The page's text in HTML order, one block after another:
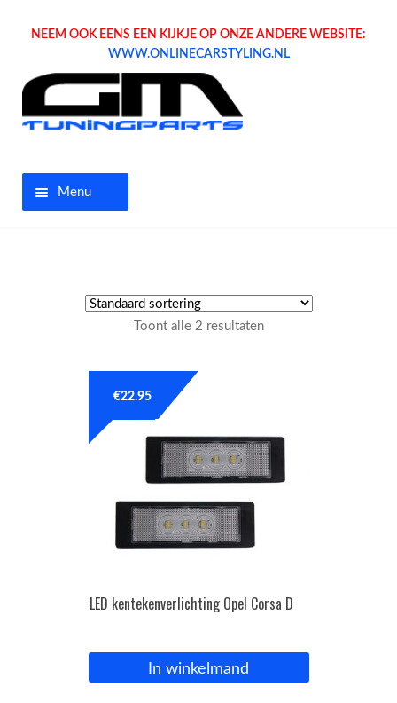
NEEM OOK EENS EEN KIJKJE OP ONZE ANDERE WEBSITE:
WWW.ONLINECARSTYLING.NL
Menu
Tuning parts
OPC Line
Bedrijfswagen parts
Inloggen / Registreren
Toont alle 2 resultaten
LED kentekenverlichting Opel Corsa D
€22.95
In winkelmand